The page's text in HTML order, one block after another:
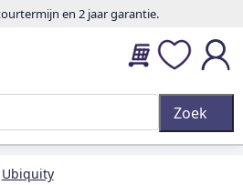
en 2 jaar garantie.
Ubiquity